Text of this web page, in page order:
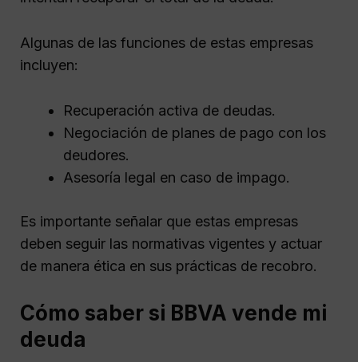
Algunas de las funciones de estas empresas
incluyen:
Recuperación activa de deudas.
Negociación de planes de pago con los
deudores.
Asesoría legal en caso de impago.
Es importante señalar que estas empresas
deben seguir las normativas vigentes y actuar
de manera ética en sus prácticas de recobro.
Cómo saber si BBVA vende mi
deuda